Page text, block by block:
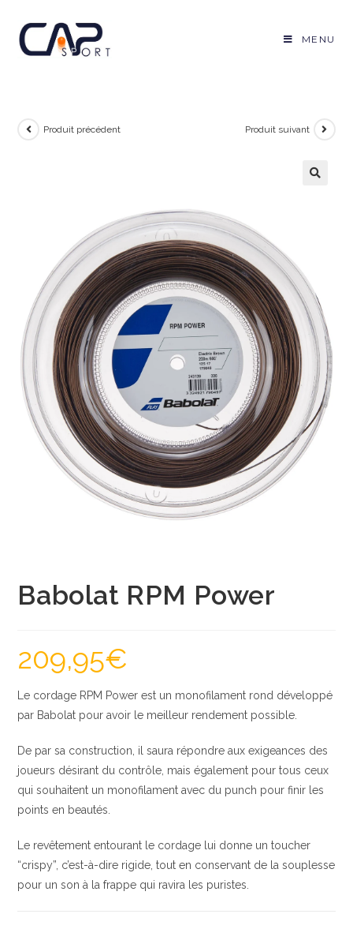
content
MENU
Produit précédent Produit suivant
Babolat RPM Power
209,95€
Le cordage RPM Power est un monofilament rond développé
par Babolat pour avoir le meilleur rendement possible.
De par sa construction, il saura répondre aux exigeances des
joueurs désirant du contrôle, mais également pour tous ceux
qui souhaitent un monofilament avec du punch pour finir les
points en beautés.
Le revêtement entourant le cordage lui donne un toucher
“crispy”, c’est-à-dire rigide, tout en conservant de la souplesse
pour un son à la frappe qui ravira les puristes.